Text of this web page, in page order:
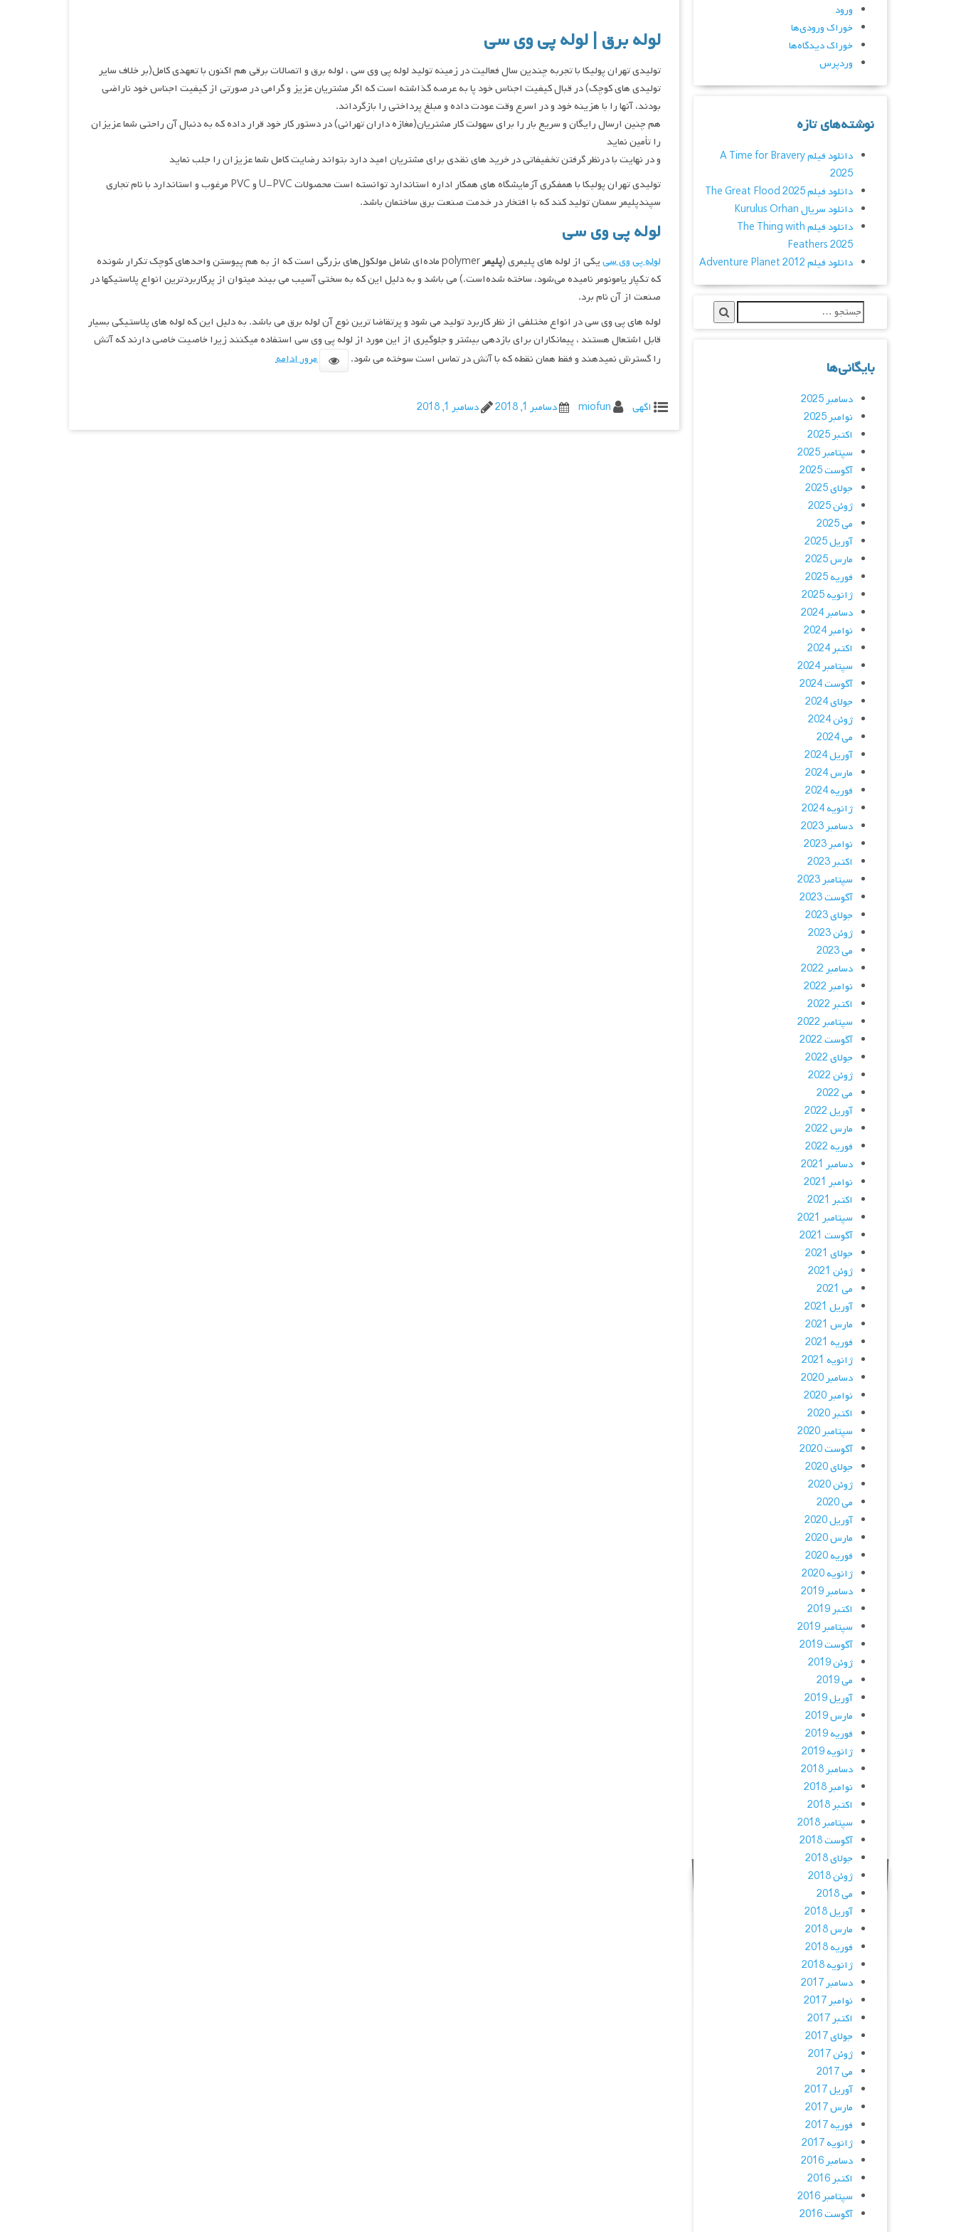
لوله برق | لوله پی وی سی
توليدي تهران پوليكا با تجربه چندين سال فعاليت در زمينه توليد لوله پی وی سی ، لوله برق و اتصالات برقي هم اكنون با تعهدي كامل(بر خلاف ساير
توليدي هاي كوچك) در قبال كيفيت اجناس خود پا به عرصه گذاشته است كه اگر مشتريان عزيز و گرامي در صورتي از كيفيت اجناس خود ناراضي
بودند، آنها را با هزينه خود و در اسرع وقت عودت داده و مبلغ پرداختي را بازگرداند.
هم چنين ارسال رايگان و سريع بار را براي سهولت كار مشتريان(مغازه داران تهراني) در دستور كار خود قرار داده كه به دنبال آن راحتي شما عزيزان
را تأمين نمايد
و در نهايت با درنظر گرفتن تخفيفاتي در خريد هاي نقدي براي مشتريان اميد دارد بتواند رضايت كامل شما عزيزان را جلب نمايد
توليدي تهران پوليكا با همفكري آزمايشگاه هاي همكار اداره استاندارد توانسته است محصولات U-PVC و PVC مرغوب و استاندارد با نام تجاري
سپندپليمر سمنان توليد كند كه با افتخار در خدمت صنعت برق ساختمان باشد.
لوله پی وی سی
لوله پی وی سییکی از لوله های پلیمری (پلیمر
polymer ماده‌ای شامل مولکول‌های بزرگی است که از به هم پیوستن واحدهای کوچک تکرار شونده
که تکپار یامونومر نامیده می‌شود، ساخته شده‌است.) می باشد و به دلیل این که به سختی آسیب می بیند میتوان از پرکاربردترین انواع پلاستیک‏ها در
صنعت از آن نام برد.
لوله های پی وی سی در انواع مختلفی از نظر کاربرد تولید می شود و پرتقاضا ترین نوع آن لوله برق می باشد. به دلیل این که لوله های پلاستیکی بسیار
قابل اشتعال هستند ، پیمانکاران برای بازدهی بیشتر و جلوگیری از این مورد از لوله پی وی سی استفاده میکنند زیرا خاصیت خاصی دارند که آتش
را گسترش نمیدهند و فقط همان نقطه که با آتش در تماس است سوخته می شود.
مرور ادامه
اگهی miofun دسامبر 1, 2018 دسامبر 1, 2018
ورود
خوراک ورودی‌ها
خوراک دیدگاه‌ها
وردپرس
نوشته‌های تازه
دانلود فیلم A Time for Bravery
2025
دانلود فیلم The Great Flood 2025
دانلود سریال Kurulus Orhan
دانلود فیلم The Thing with
Feathers 2025
دانلود فیلم Adventure Planet 2012
بایگانی‌ها
دسامبر 2025
نوامبر 2025
اکتبر 2025
سپتامبر 2025
آگوست 2025
جولای 2025
ژوئن 2025
می 2025
آوریل 2025
مارس 2025
فوریه 2025
ژانویه 2025
دسامبر 2024
نوامبر 2024
اکتبر 2024
سپتامبر 2024
آگوست 2024
جولای 2024
ژوئن 2024
می 2024
آوریل 2024
مارس 2024
فوریه 2024
ژانویه 2024
دسامبر 2023
نوامبر 2023
اکتبر 2023
سپتامبر 2023
آگوست 2023
جولای 2023
ژوئن 2023
می 2023
دسامبر 2022
نوامبر 2022
اکتبر 2022
سپتامبر 2022
آگوست 2022
جولای 2022
ژوئن 2022
می 2022
آوریل 2022
مارس 2022
فوریه 2022
دسامبر 2021
نوامبر 2021
اکتبر 2021
سپتامبر 2021
آگوست 2021
جولای 2021
ژوئن 2021
می 2021
آوریل 2021
مارس 2021
فوریه 2021
ژانویه 2021
دسامبر 2020
نوامبر 2020
اکتبر 2020
سپتامبر 2020
آگوست 2020
جولای 2020
ژوئن 2020
می 2020
آوریل 2020
مارس 2020
فوریه 2020
ژانویه 2020
دسامبر 2019
اکتبر 2019
سپتامبر 2019
آگوست 2019
ژوئن 2019
می 2019
آوریل 2019
مارس 2019
فوریه 2019
ژانویه 2019
دسامبر 2018
نوامبر 2018
اکتبر 2018
سپتامبر 2018
آگوست 2018
جولای 2018
ژوئن 2018
می 2018
آوریل 2018
مارس 2018
فوریه 2018
ژانویه 2018
دسامبر 2017
نوامبر 2017
اکتبر 2017
جولای 2017
ژوئن 2017
می 2017
آوریل 2017
مارس 2017
فوریه 2017
ژانویه 2017
دسامبر 2016
اکتبر 2016
سپتامبر 2016
آگوست 2016